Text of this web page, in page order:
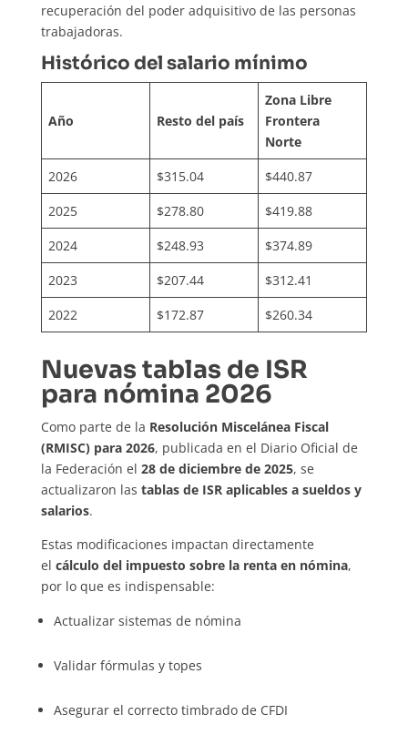
recuperación del poder adquisitivo de las personas
trabajadoras.
Histórico del salario mínimo
Año Resto del país
Zona Libre
Frontera
Norte
2026
$315.04
$440.87
2025
$278.80
$419.88
2024
$248.93
$374.89
2023
$207.44
$312.41
2022
$172.87 $260.34
Nuevas tablas de ISR
para nómina 2026
Como parte de la Resolución Miscelánea Fiscal
(RMISC) para 2026, publicada en el Diario Oficial de
la Federación el 28 de diciembre de 2025, se
actualizaron las tablas de ISR aplicables a sueldos y
salarios.
Estas modificaciones impactan directamente
el cálculo del impuesto sobre la renta en nómina,
por lo que es indispensable:
Actualizar sistemas de nómina
Validar fórmulas y topes
Asegurar el correcto timbrado de CFDI